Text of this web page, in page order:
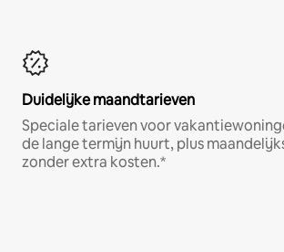
Duidelijke maandtarieven
Speciale tarieven voor
de lange termijn huurt, plus
zonder extra kosten.*